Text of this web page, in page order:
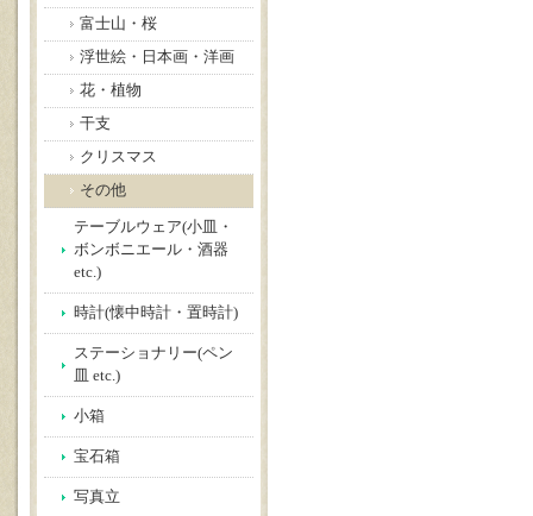
富士山・桜
浮世絵・日本画・洋画
花・植物
干支
クリスマス
その他
テーブルウェア(小皿・
ボンボニエール・酒器
etc.)
時計(懐中時計・置時計)
ステーショナリー(ペン
皿 etc.)
小箱
宝石箱
写真立